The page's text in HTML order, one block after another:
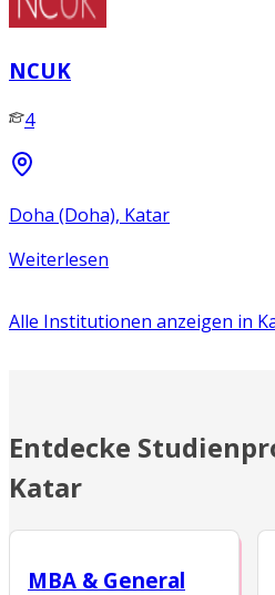
NCUK
4
Doha (Doha), Katar
Weiterlesen
Alle Institutionen anzeigen in
Entdecke
Katar
MBA & General